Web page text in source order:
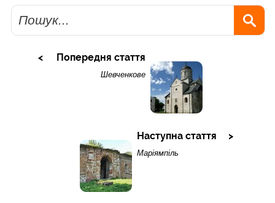
Пошук
Попередня стаття
Шевченкове
Наступна стаття
Маріямпіль